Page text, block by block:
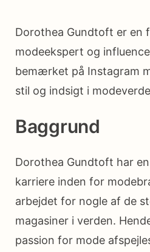
Dorothea Gundtoft er en
modeekspert og
bemærket på Instagram
stil og indsigt i
Baggrund
Dorothea Gundtoft har
karriere inden for
arbejdet for nogle af de
magasiner i verden.
passion for mode